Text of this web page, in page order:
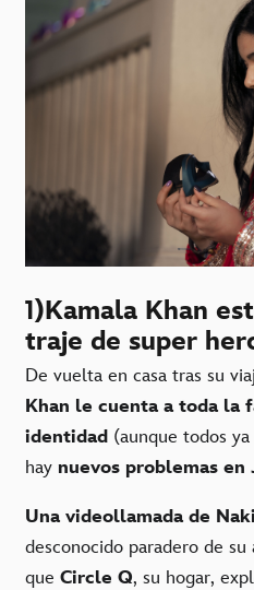
1)Kamala Khan
traje de super
De vuelta en casa tras su
Khan le cuenta a toda la
identidad (aunque todos
hay nuevos problemas en
Una videollamada de
desconocido paradero de su
que Circle Q, su hogar,